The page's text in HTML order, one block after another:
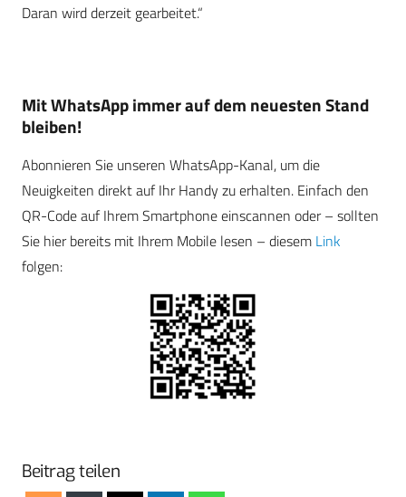
Daran wird derzeit gearbeitet.“
Mit WhatsApp immer auf dem neuesten Stand
bleiben!
Abonnieren Sie unseren WhatsApp-Kanal, um die
Neuigkeiten direkt auf Ihr Handy zu erhalten. Einfach den
QR-Code auf Ihrem Smartphone einscannen oder – sollten
Sie hier bereits mit Ihrem Mobile lesen – diesem Link
folgen:
Beitrag teilen